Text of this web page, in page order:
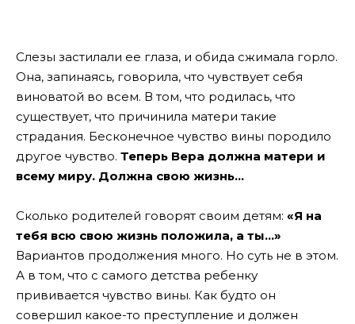
Слезы застилали ее глаза, и обида сжимала горло.
Она, запинаясь, говорила, что чувствует себя
виноватой во всем. В том, что родилась, что
существует, что причинила матери такие
страдания. Бесконечное чувство вины породило
другое чувство. Теперь Вера должна матери и
всему миру. Должна свою жизнь…
Сколько родителей говорят своим детям: «Я на
тебя всю свою жизнь положила, а ты…»
Вариантов продолжения много. Но суть не в этом.
А в том, что с самого детства ребенку
прививается чувство вины. Как будто он
совершил какое-то преступление и должен